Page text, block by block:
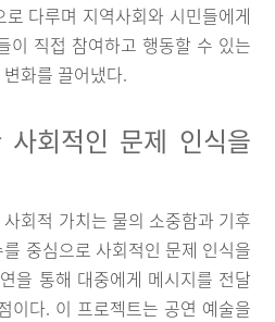
다루며 지역사회와 시민들에게
이 직접 참여하고 행동할 수 있는
화를 끌어냈다.
회적인 문제 인식을
회적 가치는 물의 소중함과 기후
중심으로 사회적인 문제 인식을
을 통해 대중에게 메시지를 전달
이다. 이 프로젝트는 공연 예술을